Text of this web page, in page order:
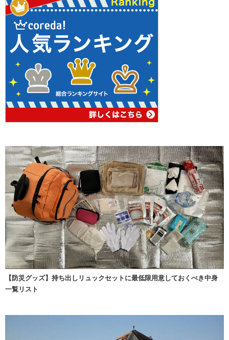
【防災グッズ】持ち出しリュックセットに最低限用意しておくべき中身
一覧リスト